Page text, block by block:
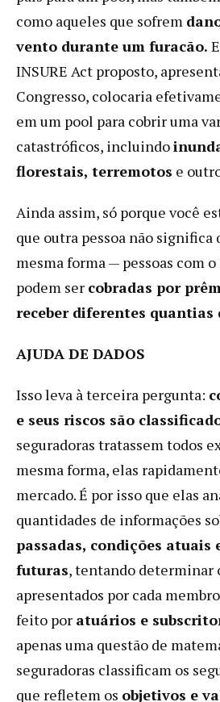
como aqueles que sofrem
vento durante um furacão.
INSURE Act proposto,
Congresso, colocaria
em um pool para cobrir uma
catastróficos, incluindo
florestais, terremotos e
Ainda assim, só porque você
que outra pessoa não significa
mesma forma — pessoas com
podem ser cobradas por
receber diferentes quantias
AJUDA DE DADOS
Isso leva à terceira pergunta:
e seus riscos são
seguradoras tratassem todos
mesma forma, elas
mercado. É por isso que elas
quantidades de informações
passadas, condições atuais
futuras, tentando determinar
apresentados por cada
feito por atuários e
apenas uma questão de
seguradoras classificam os
que refletem os objetivos e